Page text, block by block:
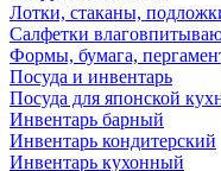
Лотки, стаканы,
Салфетки
Формы, бумага,
Посуда и инвентарь
Посуда для японской
Инвентарь барный
Инвентарь кондитерский
Инвентарь кухонный